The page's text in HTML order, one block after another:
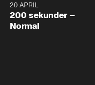
4:2320 APRIL
200 sekunder –
Normal